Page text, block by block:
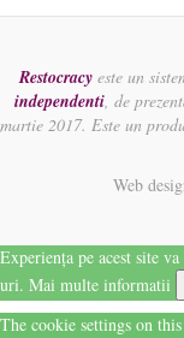
Restocracy este un
independenti, de
martie 2017. Este un
Web
Experiența pe acest site
uri. Mai multe informatii
The cookie settings on